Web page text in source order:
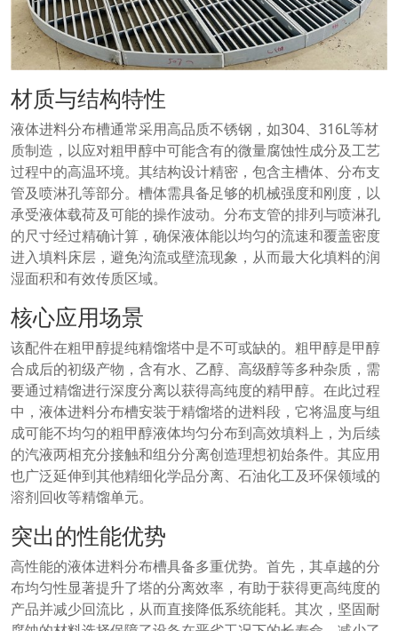
材质与结构特性
液体进料分布槽通常采用高品质不锈钢，如304、316L等材
质制造，以应对粗甲醇中可能含有的微量腐蚀性成分及工艺
过程中的高温环境。其结构设计精密，包含主槽体、分布支
管及喷淋孔等部分。槽体需具备足够的机械强度和刚度，以
承受液体载荷及可能的操作波动。分布支管的排列与喷淋孔
的尺寸经过精确计算，确保液体能以均匀的流速和覆盖密度
进入填料床层，避免沟流或壁流现象，从而最大化填料的润
湿面积和有效传质区域。
核心应用场景
该配件在粗甲醇提纯精馏塔中是不可或缺的。粗甲醇是甲醇
合成后的初级产物，含有水、乙醇、高级醇等多种杂质，需
要通过精馏进行深度分离以获得高纯度的精甲醇。在此过程
中，液体进料分布槽安装于精馏塔的进料段，它将温度与组
成可能不均匀的粗甲醇液体均匀分布到高效填料上，为后续
的汽液两相充分接触和组分分离创造理想初始条件。其应用
也广泛延伸到其他精细化学品分离、石油化工及环保领域的
溶剂回收等精馏单元。
突出的性能优势
高性能的液体进料分布槽具备多重优势。首先，其卓越的分
布均匀性显著提升了塔的分离效率，有助于获得更高纯度的
产品并减少回流比，从而直接降低系统能耗。其次，坚固耐